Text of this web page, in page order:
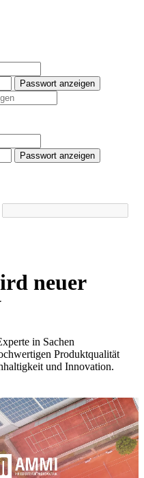
Passwort anzeigen
Passwort anzeigen
neuer
in Sachen
Produktqualität
und Innovation.